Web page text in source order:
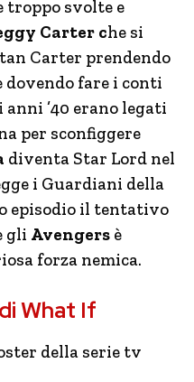
troppo svolte e
Carter che si
Carter prendendo
dovendo fare i conti
’40 erano legati
per sconfiggere
diventa Star Lord nel
i Guardiani della
episodio il tentativo
gli Avengers è
forza nemica.
What If
della serie tv